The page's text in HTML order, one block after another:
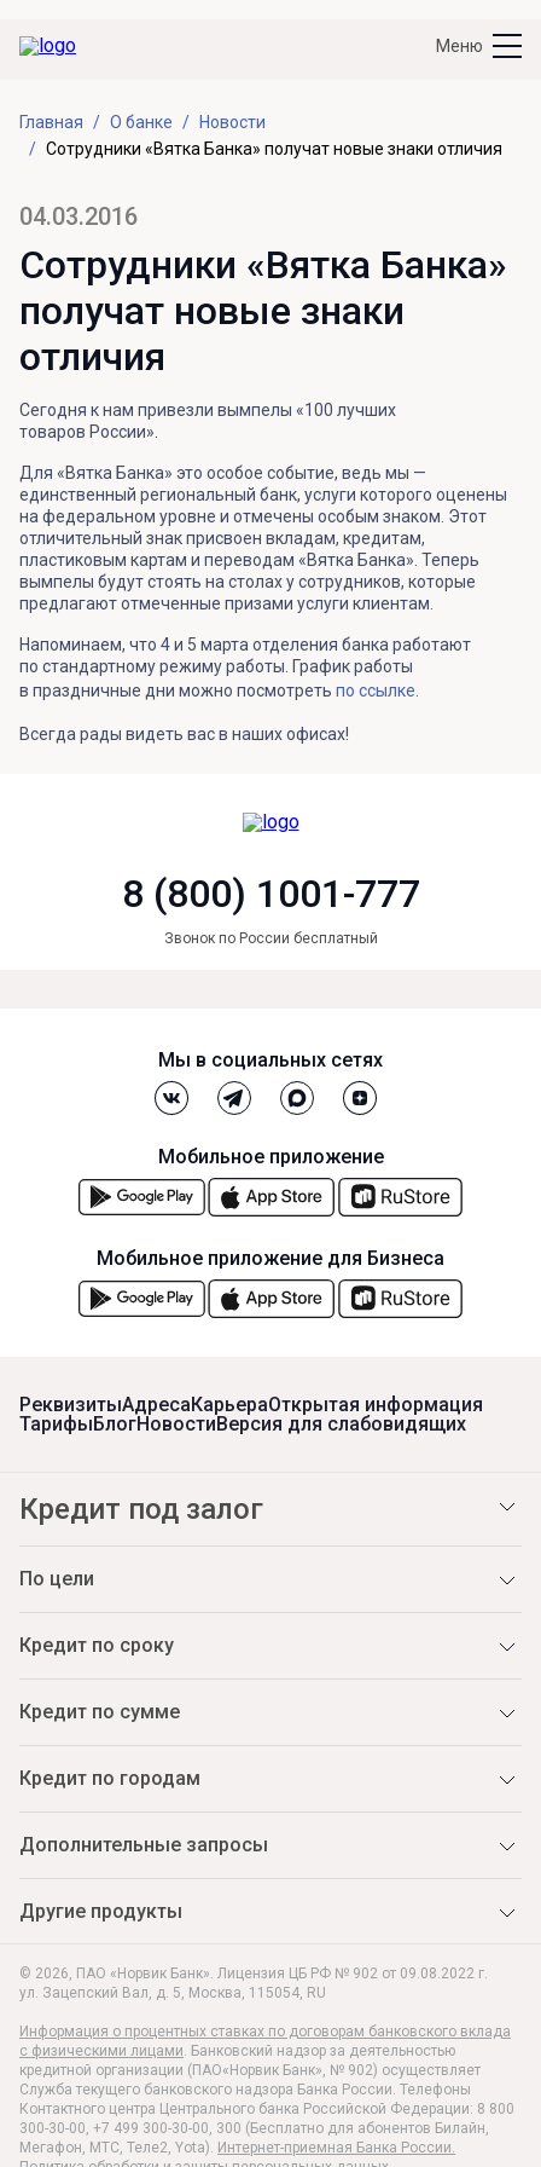
Меню
Главная О банке
Новости
Сотрудники «Вятка Банка» получат новые знаки отличия
04.03.2016
Сотрудники «Вятка Банка»
получат новые знаки
отличия
Сегодня к нам привезли вымпелы «100 лучших
товаров России».
Для «Вятка Банка» это особое событие, ведь мы —
единственный региональный банк, услуги которого оценены
на федеральном уровне и отмечены особым знаком. Этот
отличительный знак присвоен вкладам, кредитам,
пластиковым картам и переводам «Вятка Банка». Теперь
вымпелы будут стоять на столах у сотрудников, которые
предлагают отмеченные призами услуги клиентам.
Напоминаем, что 4 и 5 марта отделения банка работают
по стандартному режиму работы. График работы
в праздничные дни можно посмотреть по ссылке.
Всегда рады видеть вас в наших офисах!
8 (800) 1001-777
Звонок по России бесплатный
© 2026, ПАО «Норвик Банк». Лицензия ЦБ РФ № 902 от 09.08.2022 г.
ул. Зацепский Вал, д. 5, Москва, 115054, RU
Информация о процентных ставках по договорам банковского вклада
с физическими лицами. Банковский надзор за деятельностью
кредитной организации (ПАО«Норвик Банк», № 902) осуществляет
Служба текущего банковского надзора Банка России. Телефоны
Контактного центра Центрального банка Российской Федерации: 8 800
300-30-00, +7 499 300-30-00, 300 (Бесплатно для абонентов Билайн,
Мегафон, МТС, Теле2, Yota). Интернет-приемная Банка России.
РеквизитыАдресаКарьераОткрытая информация
ТарифыБлогНовостиВерсия для слабовидящих
Кредит под залог
По цели
Кредит по сроку
Кредит по сумме
Кредит по городам
Дополнительные запросы
Другие продукты
Мы в социальных сетях
Мобильное приложение
Мобильное приложение для Бизнеса